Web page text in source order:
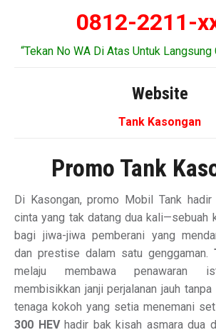
0812-2211-
“Tekan No WA Di Atas Untuk Langsung
Website
Tank Kasongan
Promo Tank
Di Kasongan, promo Mobil Tank hadir
cinta yang tak datang dua kali—sebuah
bagi jiwa-jiwa pemberani yang
dan prestise dalam satu genggaman.
melaju membawa penawaran
membisikkan janji perjalanan jauh tanpa
tenaga kokoh yang setia menemani
300 HEVhadir bak kisah asmara dua